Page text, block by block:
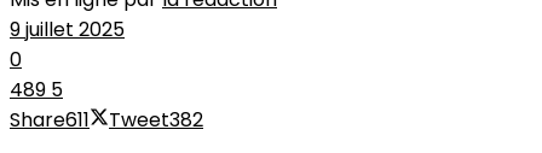
9 juillet 2025
0
489 5
Share611 Tweet382